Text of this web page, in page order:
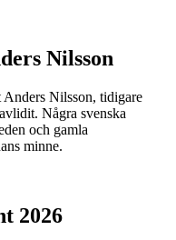
Nilsson
Anders Nilsson, tidigare
Några svenska
och gamla
minne.
2026